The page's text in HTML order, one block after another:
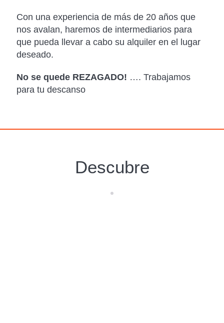
Con una experiencia de más de 20 años que
nos avalan, haremos de intermediarios para
que pueda llevar a cabo su alquiler en el lugar
deseado.
No se quede REZAGADO! …. Trabajamos
para tu descanso
Descubre